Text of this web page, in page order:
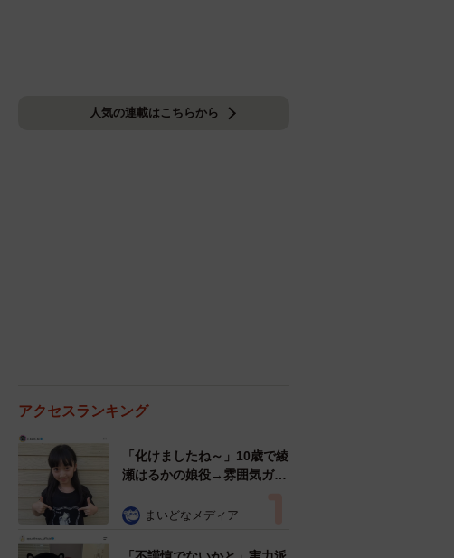
人気の連載はこちらから
アクセスランキング
「化けましたね～」10歳で綾
瀬はるかの娘役→雰囲気ガラ
雰囲気が」「宝塚に入れそ
まいどなメディア